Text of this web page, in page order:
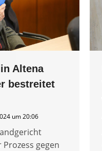
Altena
bestreitet
um 20:06
gegen